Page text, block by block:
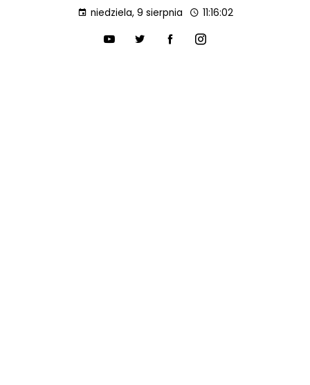
niedziela, 9 sierpnia 11:16:03